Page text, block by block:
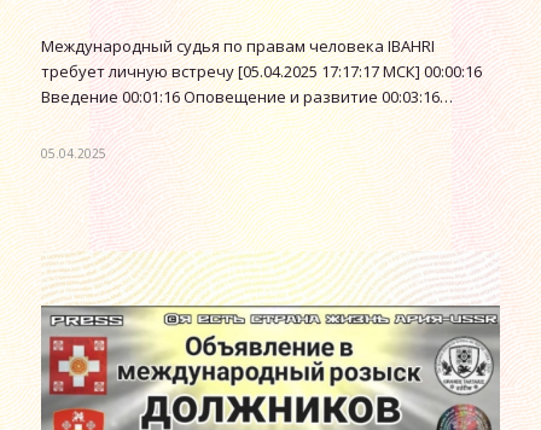
Международный судья по правам человека IBAHRI
требует личную встречу [05.04.2025 17:17:17 МСК] 00:00:16
Введение 00:01:16 Оповещение и развитие 00:03:16…
05.04.2025